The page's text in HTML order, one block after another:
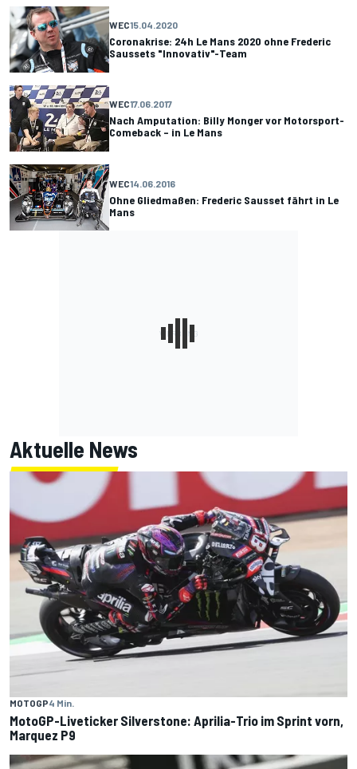
WEC15.04.2020
Coronakrise: 24h Le Mans 2020 ohne Frederic
Saussets "Innovativ"-Team
WEC17.06.2017
Nach Amputation: Billy Monger vor Motorsport-
Comeback – in Le Mans
WEC14.06.2016
Ohne Gliedmaßen: Frederic Sausset fährt in Le
Mans
Aktuelle News
MOTOGP4 Min.
MotoGP-Liveticker Silverstone: Aprilia-Trio im Sprint vorn,
Marquez P9